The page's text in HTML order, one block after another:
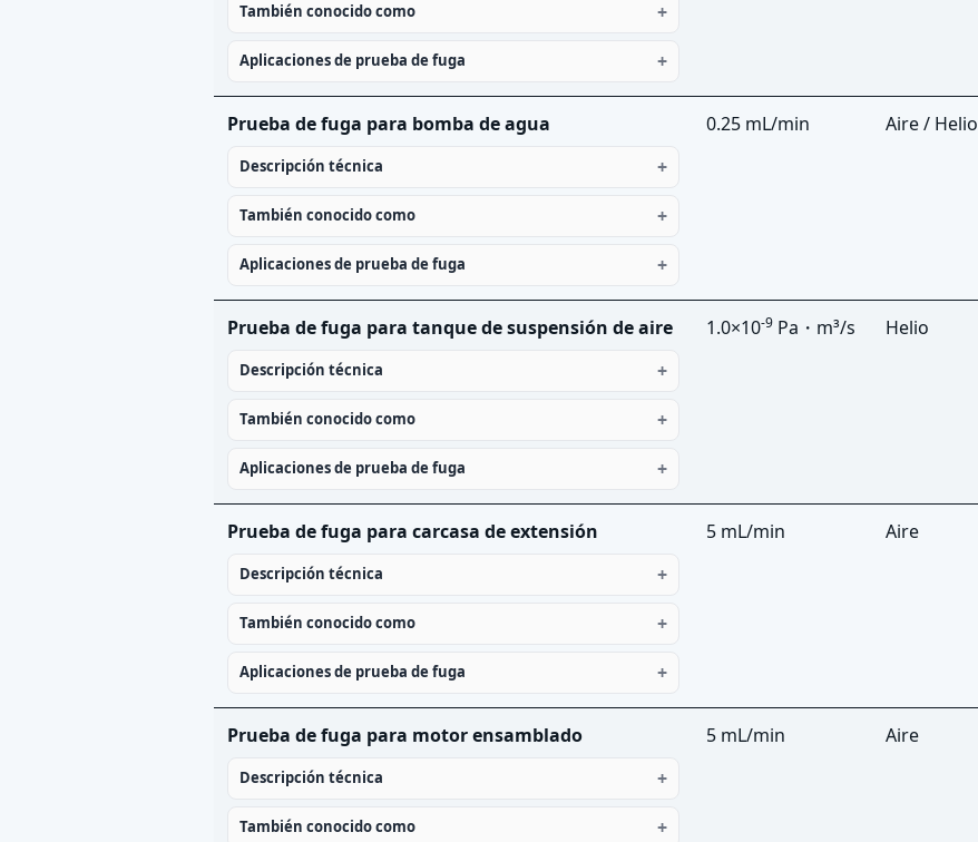
También conocido como
Aplicaciones de prueba de fuga
Prueba de fuga para bomba de agua
Descripción técnica
También conocido como
Aplicaciones de prueba de fuga
0.25 mL/min Aire / Helio
Prueba de fuga para tanque de suspensión de aire
Descripción técnica
También conocido como
Aplicaciones de prueba de fuga
1.0×10-9 Pa・m³/s Helio
Prueba de fuga para carcasa de extensión
Descripción técnica
También conocido como
Aplicaciones de prueba de fuga
5 mL/min Aire
Prueba de fuga para motor ensamblado
Descripción técnica
También conocido como
5 mL/min Aire